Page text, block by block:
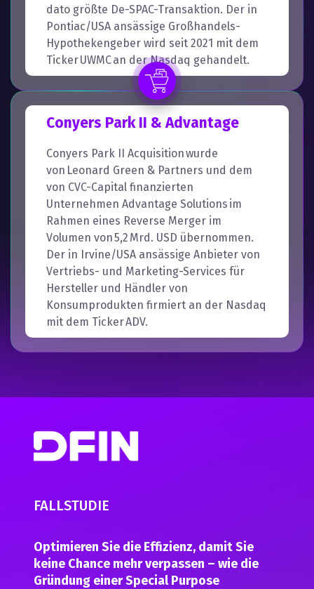
dato größte De-SPAC-Transaktion. Der in
Pontiac/USA ansässige Großhandels-
Hypothekengeber wird seit 2021 mit dem
Ticker UWMC an der Nasdaq gehandelt.
Conyers Park II & Advantage
Conyers Park II Acquisition wurde
von Leonard Green & Partners und dem
von CVC-Capital finanzierten
Unternehmen Advantage Solutions im
Rahmen eines Reverse Merger im
Volumen von 5,2 Mrd. USD übernommen.
Der in Irvine/USA ansässige Anbieter von
Vertriebs- und Marketing-Services für
Hersteller und Händler von
Konsumprodukten firmiert an der Nasdaq
mit dem Ticker ADV.
FALLSTUDIE
Optimieren Sie die Effizienz, damit Sie
keine Chance mehr verpassen – wie die
Gründung einer Special Purpose